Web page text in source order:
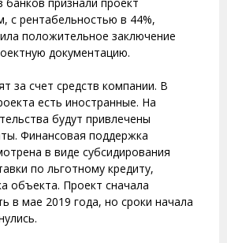
с рентабельностью в 44%,
положительное заключение
документацию.
за счет средств компании. В
есть иностранные. На
будут привлечены
Финансовая поддержка
в виде субсидирования
по льготному кредиту,
объекта. Проект сначала
в мае 2019 года, но сроки начала